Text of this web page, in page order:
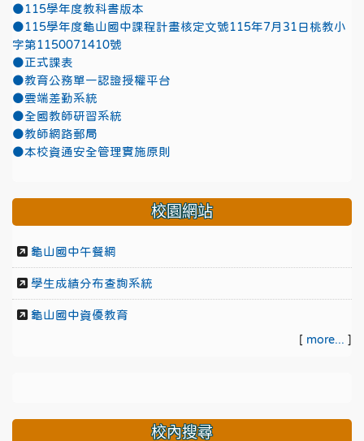
●115學年度教科書版本
●115學年度龜山國中課程計畫核定文號115年7月31日桃教小
字第1150071410號
●正式課表
●教育公務單一認證授權平台
●雲端差勤系統
●全國教師研習系統
●教師網路郵局
●本校資通安全管理實施原則
校園網站
龜山國中午餐網
學生成績分布查詢系統
龜山國中資優教育
[ more... ]
校內搜尋